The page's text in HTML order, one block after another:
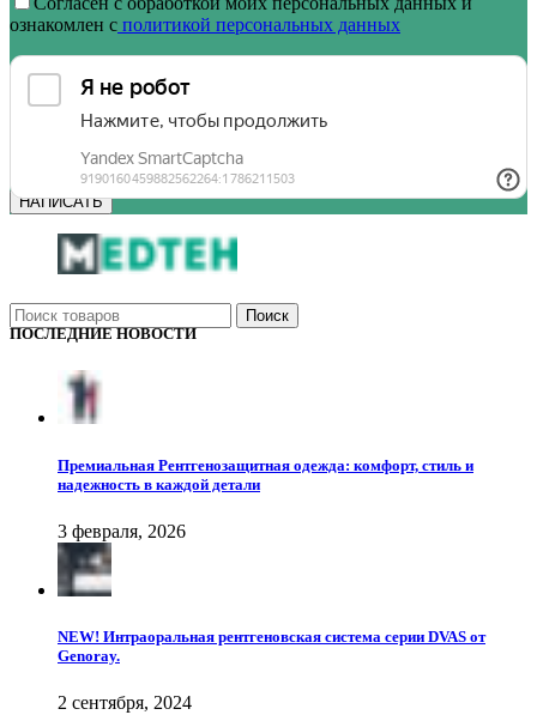
ознакомлен с политикой персональных данных
Поиск
ПОСЛЕДНИЕ НОВОСТИ
Премиальная Рентгенозащитная одежда: комфорт, стиль и
надежность в каждой детали
3 февраля, 2026
NEW! Интраоральная рентгеновская система серии DVAS от
Genoray.
2 сентября, 2024